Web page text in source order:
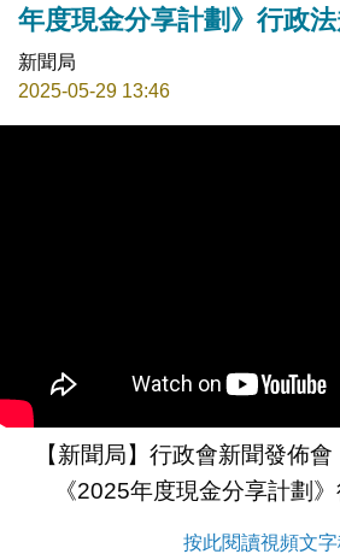
年度現金分享計劃》行政
新聞局
2025-05-29 13:46
【新聞局】行政會新聞發佈
《2025年度現金分享計劃
按此閱讀視頻文